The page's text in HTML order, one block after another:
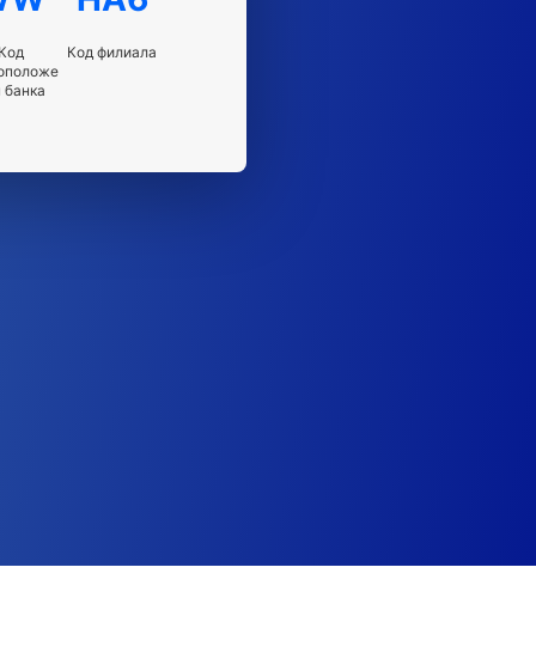
Код
банка
Код филиала